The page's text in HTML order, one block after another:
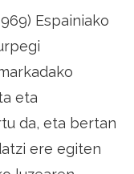
Espainiako
eta
da, eta bertan
ere egiten